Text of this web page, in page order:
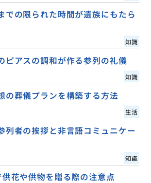
での限られた時間が遺族にもたら
知識
ピアスの調和が作る参列の礼儀
知識
の葬儀プランを構築する方法
生活
列者の挨拶と非言語コミュニケー
知識
花や供物を贈る際の注意点